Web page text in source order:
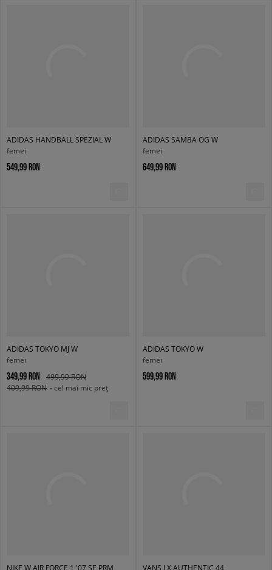
ADIDAS HANDBALL SPEZIAL W
femei
549,99 RON
ADIDAS SAMBA OG W
femei
649,99 RON
ADIDAS TOKYO MJ W
femei
349,99 RON
499,99 RON
409,99 RON - cel mai mic preț
ADIDAS TOKYO W
femei
599,99 RON
NIKE W AIR FORCE 1 '07 SE PRM VANS LX AUTHENTIC 44